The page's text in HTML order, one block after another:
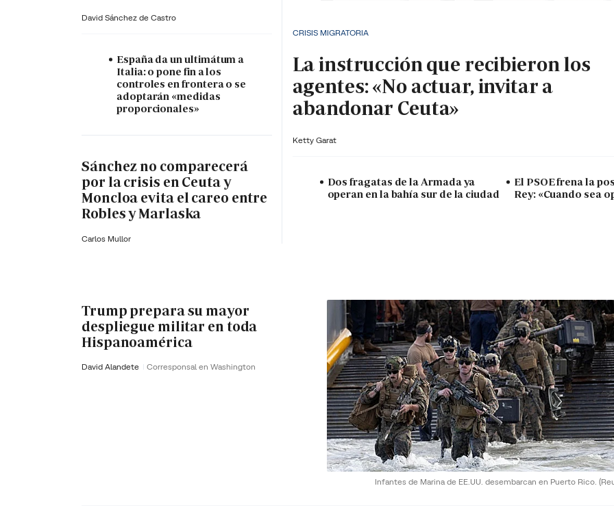
David Sánchez de Castro
España da un ultimátum a
Italia: o pone fin a los
controles en frontera o se
adoptarán «medidas
proporcionales»
Sánchez no comparecerá
por la crisis en Ceuta y
Moncloa evita el careo entre
Robles y Marlaska
Carlos Mullor
CRISIS MIGRATORIA
La instrucción que recibieron los
agentes: «No actuar, invitar a
abandonar Ceuta»
Ketty Garat
Dos fragatas de la Armada ya
operan en la bahía sur de la ciudad
El PSOE frena la
Rey: «Cuando sea
Infantes de Marina de EE.UU. desembarcan en Puerto Rico.
Trump prepara su mayor
despliegue militar en toda
Hispanoamérica
David Alandete Corresponsal en Washington